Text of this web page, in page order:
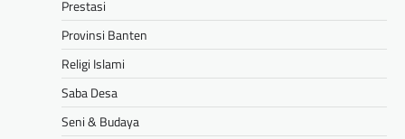
Prestasi
Provinsi Banten
Religi Islami
Saba Desa
Seni & Budaya